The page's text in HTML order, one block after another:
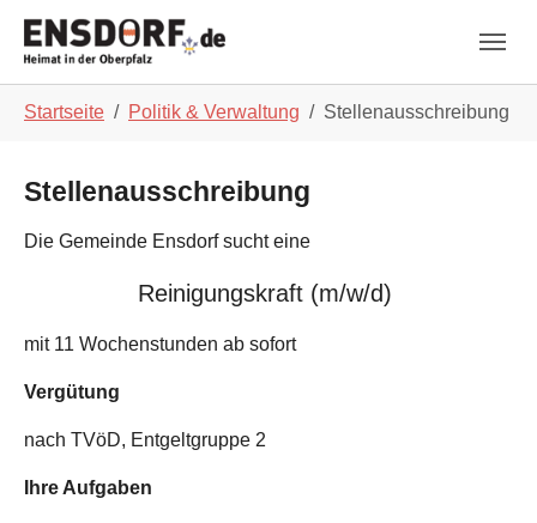
Startseite Politik & Verwaltung Stellenausschreibung
Stellenausschreibung
Die Gemeinde Ensdorf sucht eine
Reinigungskraft (m/w/d)
mit 11 Wochenstunden ab sofort
Vergütung
nach TVöD, Entgeltgruppe 2
Ihre Aufgaben